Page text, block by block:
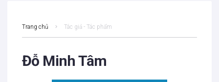
Trang chủ Tác giả - Tác phẩm
Đỗ Minh Tâm